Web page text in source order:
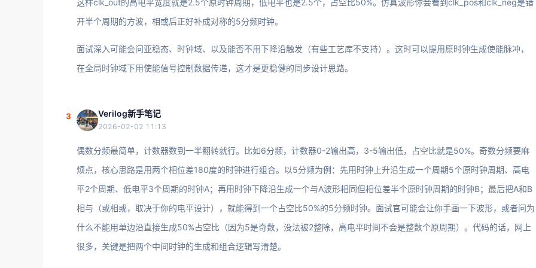
这样clk_out的高电平宽度就是2.5个原时钟周期，低电平也是2.5个，占空比50%。仿真波形你会看到clk_pos和clk_neg是错
开半个周期的方波，相或后正好补成对称的5分频时钟。
面试深入可能会问亚稳态、时钟域、以及能否不用下降沿触发（有些工艺库不支持）。这时可以提用原时钟生成使能脉冲，
在全局时钟域下用使能信号控制数据传递，这才是更稳健的同步设计思路。
3 Verilog新手笔记
2026-02-02 11:13
偶数分频最简单，计数器数到一半翻转就行。比如6分频，计数器0-2输出高，3-5输出低，占空比就是50%。奇数分频要麻
烦点，核心思路是用两个相位差180度的时钟进行组合。以5分频为例：先用时钟上升沿生成一个周期5个原时钟周期、高电
平2个周期、低电平3个周期的时钟A；再用时钟下降沿生成一个与A波形相同但相位差半个原时钟周期的时钟B；最后把A和B
相与（或相或，取决于你的电平设计），就能得到一个占空比50%的5分频时钟。面试官可能会让你手画一下波形，或者问为
什么不能用单边沿直接生成50%占空比（因为5是奇数，没法被2整除，高电平时间不会是整数个原周期）。代码的话，网上
很多，关键是把两个中间时钟的生成和组合逻辑写清楚。